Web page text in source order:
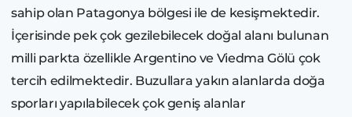
sahip olan Patagonya bölgesi ile de kesişmektedir.
İçerisinde pek çok gezilebilecek doğal alanı bulunan
milli parkta özellikle Argentino ve Viedma Gölü çok
tercih edilmektedir. Buzullara yakın alanlarda doğa
sporları yapılabilecek çok geniş alanlar